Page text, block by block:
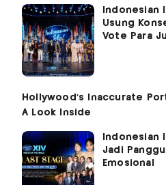
Indonesian
Usung
Vote Para
Indonesian
Jadi
Emosional